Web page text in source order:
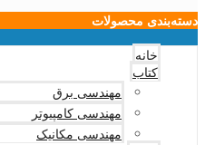
دسته‌بندی محصولات
خانه
کتاب
مهندسی برق
مهندسی کامپیوتر
مهندسی مکانیک